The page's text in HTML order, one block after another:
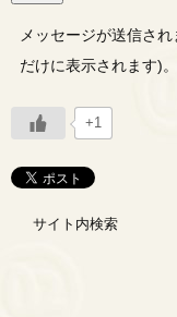
メッセージが送信さ
だけに表示されます)。
+1
サイト内検索